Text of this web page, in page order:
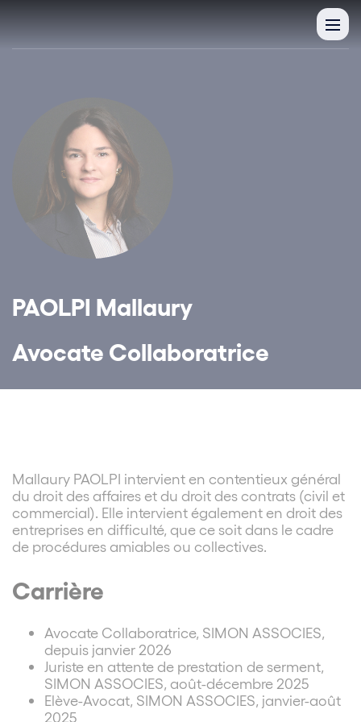
PAOLPI Mallaury
Avocate Collaboratrice
Mallaury PAOLPI intervient en contentieux général
du droit des affaires et du droit des contrats (civil et
commercial). Elle intervient également en droit des
entreprises en difficulté, que ce soit dans le cadre
de procédures amiables ou collectives.
Carrière
Avocate Collaboratrice, SIMON ASSOCIES,
depuis janvier 2026
Juriste en attente de prestation de serment,
SIMON ASSOCIES, août-décembre 2025
Elève-Avocat, SIMON ASSOCIES, janvier-août
2025